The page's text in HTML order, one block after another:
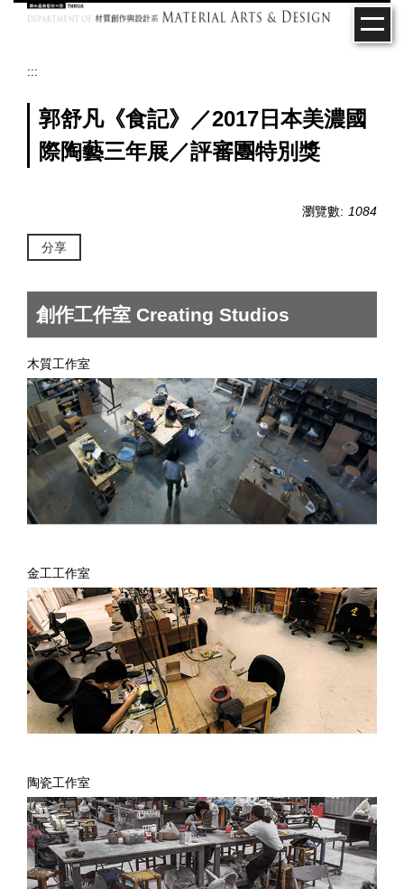
:::
郭舒凡《食記》／2017日本美濃國
際陶藝三年展／評審團特別獎
瀏覽數: 1084
分享
創作工作室 Creating Studios
木質工作室
金工工作室
陶瓷工作室